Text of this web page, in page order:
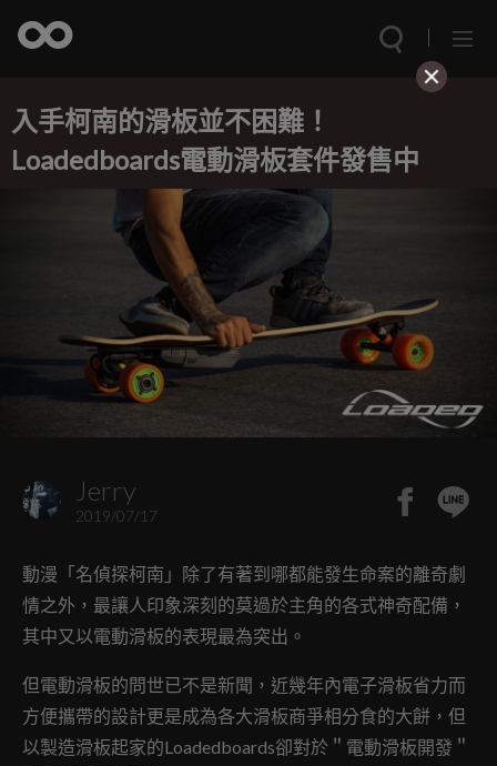
入手柯南的滑板並不困難！
Loadedboards電動滑板套件發售中
Jerry
2019/07/17
動漫「名偵探柯南」除了有著到哪都能發生命案的離奇劇
情之外，最讓人印象深刻的莫過於主角的各式神奇配備，
其中又以電動滑板的表現最為突出。
但電動滑板的問世已不是新聞，近幾年內電子滑板省力而
方便攜帶的設計更是成為各大滑板商爭相分食的大餅，但
以製造滑板起家的Loadedboards卻對於＂電動滑板開發＂